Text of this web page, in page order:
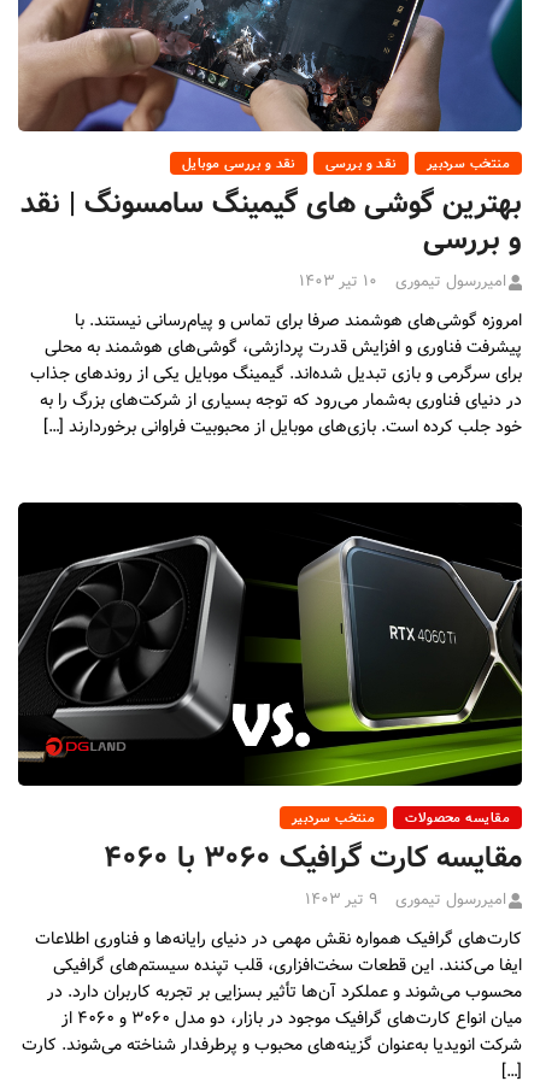
منتخب سردبیر نقد و بررسی نقد و بررسی موبایل
بهترین گوشی های گیمینگ سامسونگ | نقد
و بررسی
امیررسول تیموری ۱۰ تیر ۱۴۰۳
امروزه گوشی‌های هوشمند صرفا برای تماس و پیام‌رسانی نیستند. با
پیشرفت فناوری و افزایش قدرت پردازشی، گوشی‌های هوشمند به محلی
برای سرگرمی و بازی تبدیل شده‌اند. گیمینگ موبایل یکی از روندهای جذاب
در دنیای فناوری به‌شمار می‌رود که توجه بسیاری از شرکت‌های بزرگ را به
خود جلب کرده است. بازی‌های موبایل از محبوبیت فراوانی برخوردارند […]
مقایسه محصولات منتخب سردبیر
مقایسه کارت گرافیک ۳۰۶۰ با ۴۰۶۰
امیررسول تیموری ۹ تیر ۱۴۰۳
کارت‌های گرافیک همواره نقش مهمی در دنیای رایانه‌ها و فناوری اطلاعات
ایفا می‌کنند. این قطعات سخت‌افزاری، قلب تپنده سیستم‌های گرافیکی
محسوب می‌شوند و عملکرد آن‌ها تأثیر بسزایی بر تجربه کاربران دارد. در
میان انواع کارت‌های گرافیک موجود در بازار، دو مدل ۳۰۶۰ و ۴۰۶۰ از
شرکت انویدیا به‌عنوان گزینه‌های محبوب و پرطرفدار شناخته می‌شوند. کارت
[…]